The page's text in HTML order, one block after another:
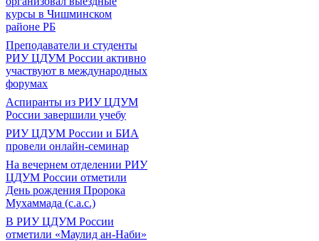
курсы в Чишминском
районе РБ
Преподаватели и студенты
РИУ ЦДУМ России активно
участвуют в международных
форумах
Аспиранты из РИУ ЦДУМ
России завершили учебу
РИУ ЦДУМ России и БИА
провели онлайн-семинар
На вечернем отделении РИУ
ЦДУМ России отметили
День рождения Пророка
Мухаммада (с.а.с.)
В РИУ ЦДУМ России
отметили «Маулид ан-Наби»